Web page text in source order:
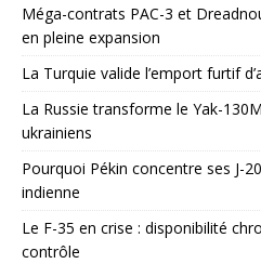
Méga-contrats PAC-3 et
en pleine expansion
La Turquie valide l’emport furtif
La Russie transforme le Yak-
ukrainiens
Pourquoi Pékin concentre ses J-
indienne
Le F-35 en crise : disponibilité
contrôle